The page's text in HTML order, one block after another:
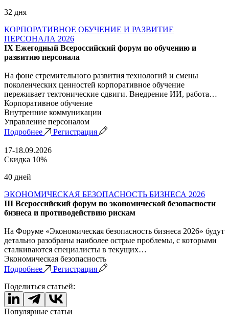
32 дня
КОРПОРАТИВНОЕ ОБУЧЕНИЕ И РАЗВИТИЕ
ПЕРСОНАЛА 2026
IX Ежегодный Всероссийский форум по обучению и
развитию персонала
На фоне стремительного развития технологий и смены
поколенческих ценностей корпоративное обучение
переживает тектонические сдвиги. Внедрение ИИ, работа…
Корпоративное обучение
Внутренние коммуникации
Управление персоналом
Подробнее
Регистрация
17-18.09.2026
Скидка 10%
40 дней
ЭКОНОМИЧЕСКАЯ БЕЗОПАСНОСТЬ БИЗНЕСА 2026
III Всероссийский форум по экономической безопасности
бизнеса и противодействию рискам
На Форуме «Экономическая безопасность бизнеса 2026» будут
детально разобраны наиболее острые проблемы, с которыми
сталкиваются специалисты в текущих…
Экономическая безопасность
Подробнее
Регистрация
Поделиться статьей:
Популярные статьи